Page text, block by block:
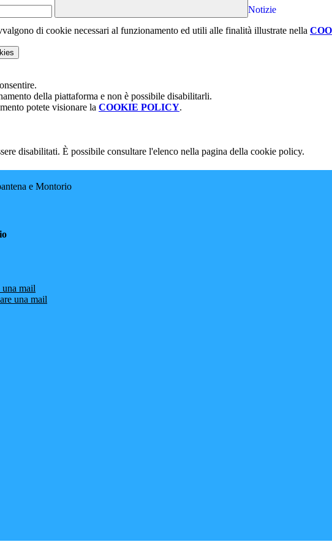
Notizie
di cookie necessari al funzionamento ed utili alle finalità illustrate nella
della piattaforma e non è possibile disabilitarli.
potete visionare la COOKIE POLICY.
disabilitati. È possibile consultare l'elenco nella pagina della cookie policy.
e Montorio
mail
una mail